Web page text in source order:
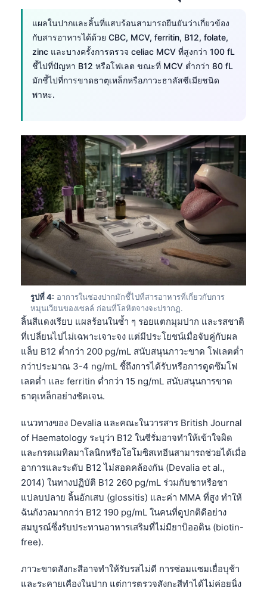
แผลในปากและลิ้นที่แสบร้อนสามารถยืนยันว่าเกี่ยวข้อง
กับสารอาหารได้ด้วย CBC, MCV, ferritin, B12, folate,
zinc และบางครั้งการตรวจ celiac MCV ที่สูงกว่า 100 fL
ชี้ไปที่ปัญหา B12 หรือโฟเลต ขณะที่ MCV ต่ำกว่า 80 fL
มักชี้ไปที่การขาดธาตุเหล็กหรือภาวะธาลัสซีเมียชนิด
พาหะ.
รูปที่ 4: อาการในช่องปากมักชี้ไปที่สารอาหารที่เกี่ยวกับการ
หมุนเวียนของเซลล์ ก่อนที่โลหิตจางจะปรากฏ.
ลิ้นสีแดงเรียบ แผลร้อนในซ้ำ ๆ รอยแตกมุมปาก และรสชาติ
ที่เปลี่ยนไปไม่เฉพาะเจาะจง แต่มีประโยชน์เมื่อจับคู่กับผล
แล็บ B12 ต่ำกว่า 200 pg/mL สนับสนุนภาวะขาด โฟเลตต่ำ
กว่าประมาณ 3-4 ng/mL ชี้ถึงการได้รับหรือการดูดซึมโฟ
เลตต่ำ และ ferritin ต่ำกว่า 15 ng/mL สนับสนุนการขาด
ธาตุเหล็กอย่างชัดเจน.
แนวทางของ Devalia และคณะในวารสาร British Journal
of Haematology ระบุว่า B12 ในซีรั่มอาจทำให้เข้าใจผิด
และกรดเมทิลมาโลนิกหรือโฮโมซิสเทอีนสามารถช่วยได้เมื่อ
อาการและระดับ B12 ไม่สอดคล้องกัน (Devalia et al.,
2014) ในทางปฏิบัติ B12 260 pg/mL ร่วมกับชาหรือชา
แปลบปลาย ลิ้นอักเสบ (glossitis) และค่า MMA ที่สูง ทำให้
ฉันกังวลมากกว่า B12 190 pg/mL ในคนที่ดูปกติดีอย่าง
สมบูรณ์ซึ่งรับประทานอาหารเสริมที่ไม่มียาบิออติน (biotin-
free).
ภาวะขาดสังกะสีอาจทำให้รับรสไม่ดี การซ่อมแซมเยื่อบุช้า
และระคายเคืองในปาก แต่การตรวจสังกะสีทำได้ไม่ค่อยนิ่ง